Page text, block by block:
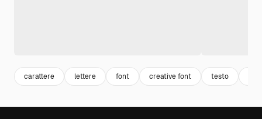
carattere lettere font creative font testo